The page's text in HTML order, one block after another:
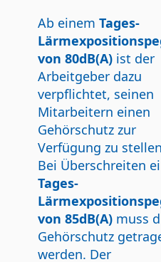
Ab einem Tages-
von 80dB(A) ist der
Arbeitgeber dazu
verpflichtet, seinen
Mitarbeitern einen
Gehörschutz zur
Verfügung zu
Bei Überschreiten
Tages-
von 85dB(A) muss
Gehörschutz
werden. Der